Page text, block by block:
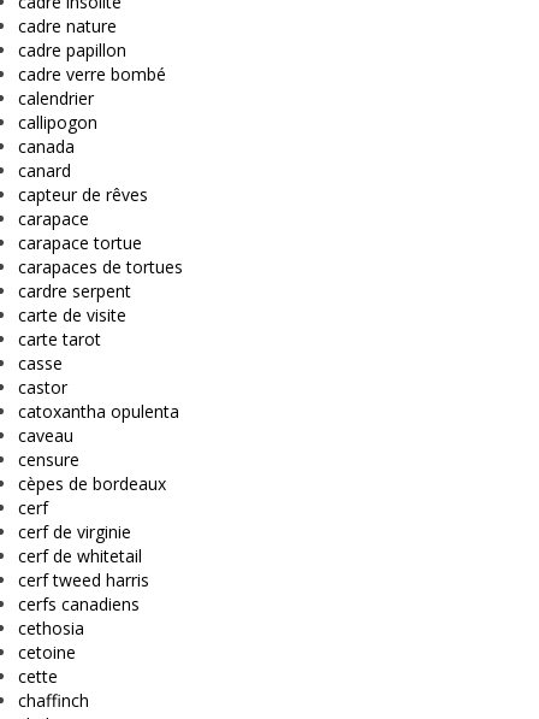
cadre nature
cadre papillon
cadre verre bombé
calendrier
callipogon
canada
canard
capteur de rêves
carapace
carapace tortue
carapaces de tortues
cardre serpent
carte de visite
carte tarot
casse
castor
catoxantha opulenta
caveau
censure
cèpes de bordeaux
cerf
cerf de virginie
cerf de whitetail
cerf tweed harris
cerfs canadiens
cethosia
cetoine
cette
chaffinch